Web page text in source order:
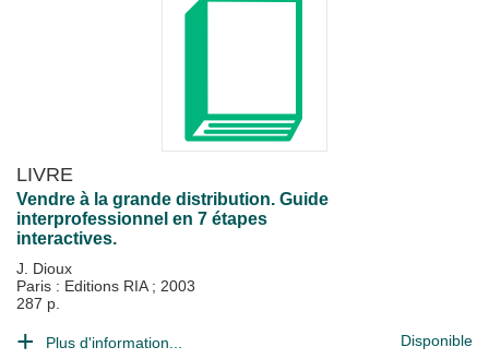
LIVRE
Vendre à la grande distribution. Guide
interprofessionnel en 7 étapes
interactives.
J. Dioux
Paris : Editions RIA ; 2003
287 p.
Plus d'information... Disponible